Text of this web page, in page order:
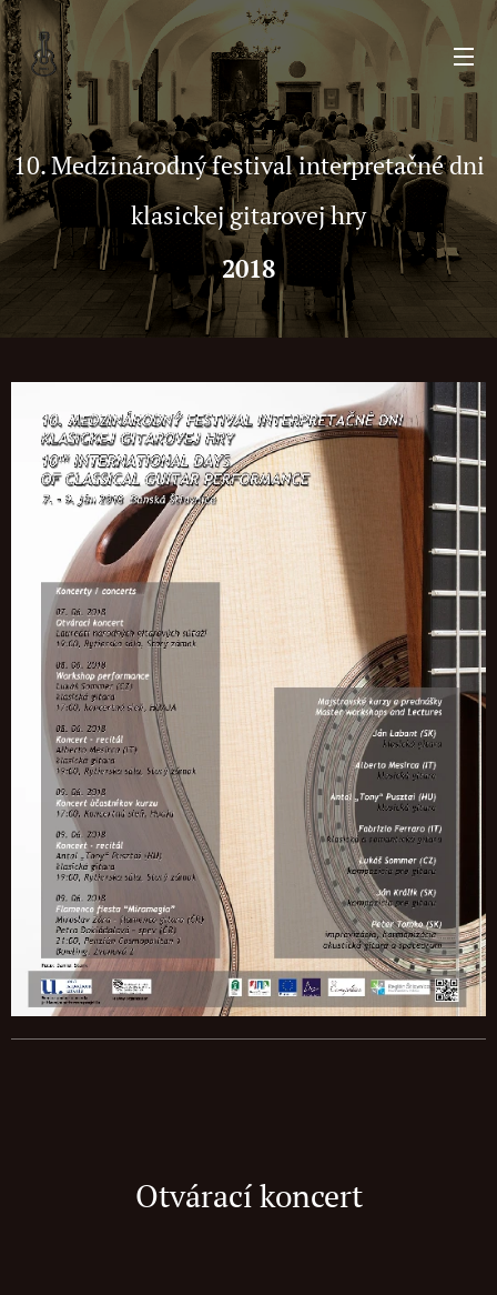
10. Medzinárodný festival interpretačné dni
klasickej gitarovej hry
2018
Otvárací koncert